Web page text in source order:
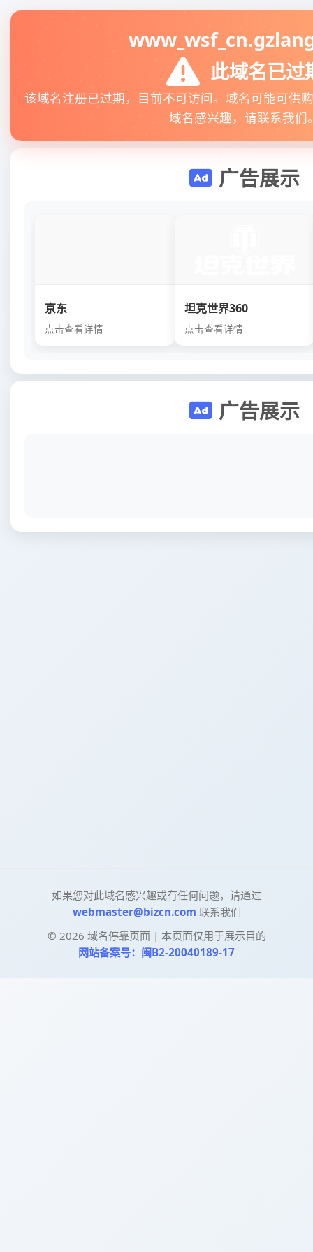
此域名已过
该域名注册已过期，目前不可访问。域名可能可供
域名感兴趣，请联系我们
广告展示
京东
点击查看详情
坦克世界360
点击查看详情
广告展示
如果您对此域名感兴趣或有任何问题，请通过
webmaster@bizcn.com 联系我们
© 2026 域名停靠页面 | 本页面仅用于展示目的
网站备案号：闽B2-20040189-17